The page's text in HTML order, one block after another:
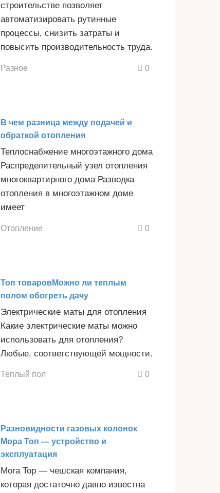
строительстве позволяет
автоматизировать рутинные
процессы, снизить затраты и
повысить производительность труда.
Разное 0
В чем разница между подачей и
обраткой отопления
Теплоснабжение многоэтажного дома
Распределительный узел отопления
многоквартирного дома Разводка
отопления в многоэтажном доме
имеет
Отопление 0
Топ товаровМожно ли теплым
полом обогреть дачу
Электрические маты для отопления
Какие электрические маты можно
использовать для отопления?
Любые, соответствующей мощности.
Теплый пол 0
Разновидности газовых колонок
Мора Топ — устройство и
эксплуатация
Mora Top — чешская компания,
которая достаточно давно известна